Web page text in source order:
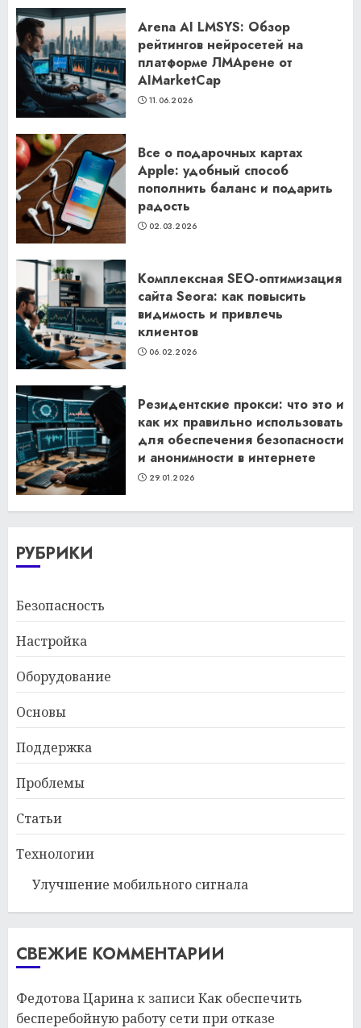
Arena AI LMSYS: Обзор
рейтингов нейросетей на
платформе ЛМАрене от
AIMarketCap
11.06.2026
Все о подарочных картах
Apple: удобный способ
пополнить баланс и подарить
радость
02.03.2026
Комплексная SEO-оптимизация
сайта Seora: как повысить
видимость и привлечь
клиентов
06.02.2026
Резидентские прокси: что это и
как их правильно использовать
для обеспечения безопасности
и анонимности в интернете
29.01.2026
РУБРИКИ
Безопасность
Настройка
Оборудование
Основы
Поддержка
Проблемы
Статьи
Технологии
Улучшение мобильного сигнала
СВЕЖИЕ КОММЕНТАРИИ
Федотова Царинак записиКак обеспечить
бесперебойную работу сети при отказе